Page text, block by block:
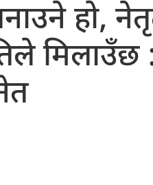
हो,
मिलाउँछ